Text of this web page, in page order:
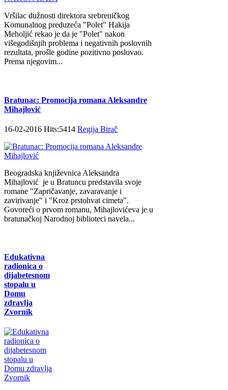
Vršilac dužnosti direktora srebreničkog
Komunalnog preduzeća "Polet" Hakija
Meholjić rekao je da je "Polet" nakon
višegodišnjih problema i negativnih poslovnih
rezultata, prošle godine pozitivno poslovao.
Prema njegovim...
Bratunac: Promocija romana Aleksandre
Mihajlović
16-02-2016 Hits:5414 Regija Birač
Beogradska književnica Aleksandra
Mihajlović je u Bratuncu predstavila svoje
romane "Zapričavanje, zavaravanje i
zavirivanje" i "Kroz prstohvat cimeta".
Govoreći o prvom romanu, Mihajlovićeva je u
bratunačkoj Narodnoj biblioteci navela...
Edukativna
radionica o
dijabetesnom
stopalu u
Domu
zdravlja
Zvornik